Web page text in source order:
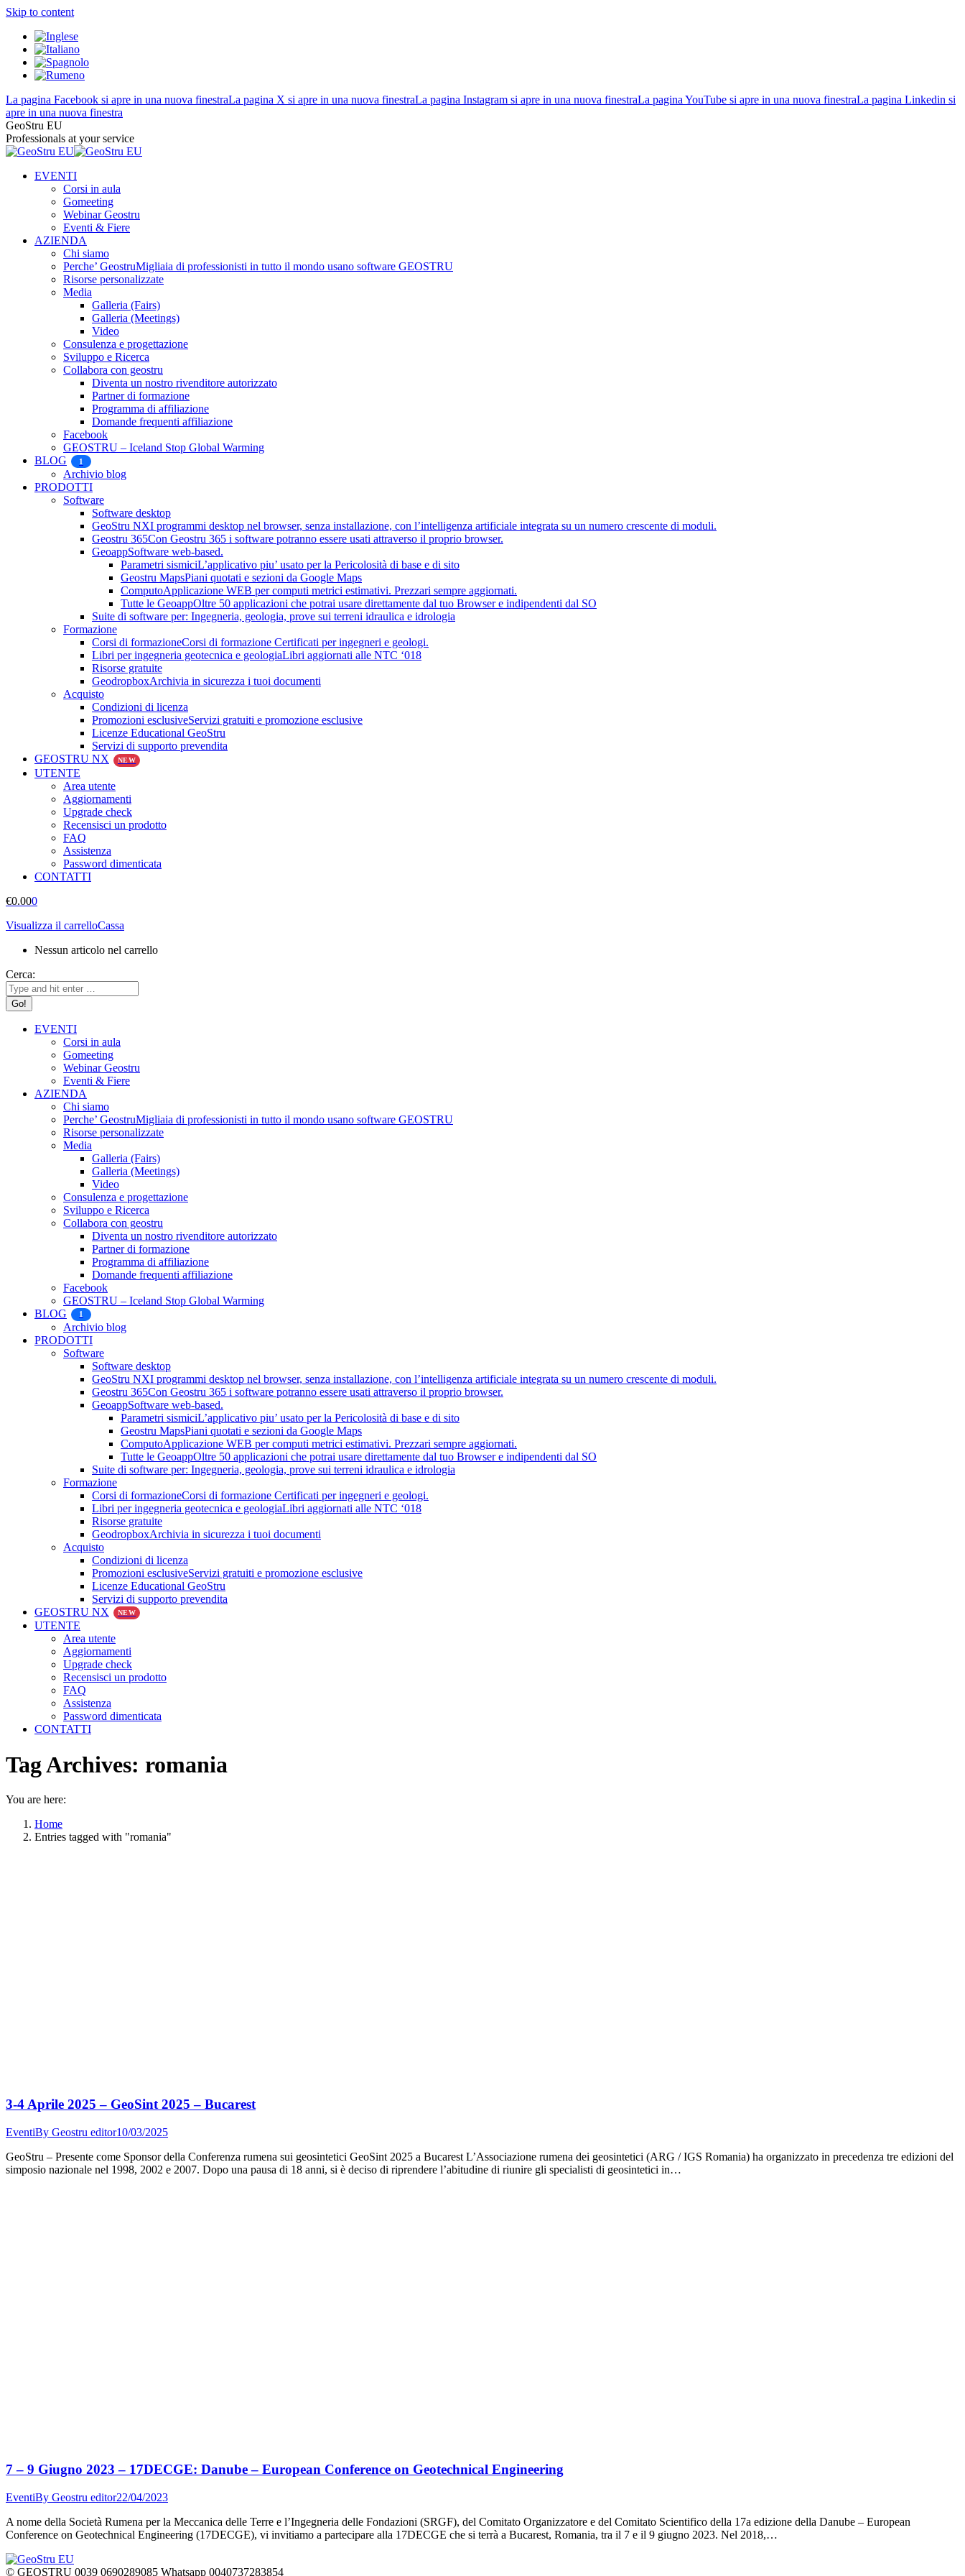
Skip to content
La pagina Facebook si apre in una nuova finestraLa pagina X si apre in una nuova finestraLa pagina Instagram si apre in una nuova finestraLa pagina YouTube si apre in una nuova finestraLa pagina Linkedin si
apre in una nuova finestra
GeoStru EU
Professionals at your service
EVENTI
Corsi in aula
Gomeeting
Webinar Geostru
Eventi & Fiere
AZIENDA
Chi siamo
Perche’ GeostruMigliaia di professionisti in tutto il mondo usano software GEOSTRU
Risorse personalizzate
Media
Galleria (Fairs)
Galleria (Meetings)
Video
Consulenza e progettazione
Sviluppo e Ricerca
Collabora con geostru
Diventa un nostro rivenditore autorizzato
Partner di formazione
Programma di affiliazione
Domande frequenti affiliazione
Facebook
GEOSTRU – Iceland Stop Global Warming
BLOG
1
Archivio blog
PRODOTTI
Software
Software desktop
GeoStru NXI programmi desktop nel browser, senza installazione, con l’intelligenza artificiale integrata su un numero crescente di moduli.
Geostru 365Con Geostru 365 i software potranno essere usati attraverso il proprio browser.
GeoappSoftware web-based.
Parametri sismiciL’applicativo piu’ usato per la Pericolosità di base e di sito
Geostru MapsPiani quotati e sezioni da Google Maps
ComputoApplicazione WEB per computi metrici estimativi. Prezzari sempre aggiornati.
Tutte le GeoappOltre 50 applicazioni che potrai usare direttamente dal tuo Browser e indipendenti dal SO
Suite di software per: Ingegneria, geologia, prove sui terreni idraulica e idrologia
Formazione
Corsi di formazioneCorsi di formazione Certificati per ingegneri e geologi.
Libri per ingegneria geotecnica e geologiaLibri aggiornati alle NTC ‘018
Risorse gratuite
GeodropboxArchivia in sicurezza i tuoi documenti
Acquisto
Condizioni di licenza
Promozioni esclusiveServizi gratuiti e promozione esclusive
Licenze Educational GeoStru
Servizi di supporto prevendita
GEOSTRU NX
NEW
UTENTE
Area utente
Aggiornamenti
Upgrade check
Recensisci un prodotto
FAQ
Assistenza
Password dimenticata
CONTATTI
€0.000
Visualizza il carrelloCassa
Nessun articolo nel carrello
Cerca:
EVENTI
Corsi in aula
Gomeeting
Webinar Geostru
Eventi & Fiere
AZIENDA
Chi siamo
Perche’ GeostruMigliaia di professionisti in tutto il mondo usano software GEOSTRU
Risorse personalizzate
Media
Galleria (Fairs)
Galleria (Meetings)
Video
Consulenza e progettazione
Sviluppo e Ricerca
Collabora con geostru
Diventa un nostro rivenditore autorizzato
Partner di formazione
Programma di affiliazione
Domande frequenti affiliazione
Facebook
GEOSTRU – Iceland Stop Global Warming
BLOG
1
Archivio blog
PRODOTTI
Software
Software desktop
GeoStru NXI programmi desktop nel browser, senza installazione, con l’intelligenza artificiale integrata su un numero crescente di moduli.
Geostru 365Con Geostru 365 i software potranno essere usati attraverso il proprio browser.
GeoappSoftware web-based.
Parametri sismiciL’applicativo piu’ usato per la Pericolosità di base e di sito
Geostru MapsPiani quotati e sezioni da Google Maps
ComputoApplicazione WEB per computi metrici estimativi. Prezzari sempre aggiornati.
Tutte le GeoappOltre 50 applicazioni che potrai usare direttamente dal tuo Browser e indipendenti dal SO
Suite di software per: Ingegneria, geologia, prove sui terreni idraulica e idrologia
Formazione
Corsi di formazioneCorsi di formazione Certificati per ingegneri e geologi.
Libri per ingegneria geotecnica e geologiaLibri aggiornati alle NTC ‘018
Risorse gratuite
GeodropboxArchivia in sicurezza i tuoi documenti
Acquisto
Condizioni di licenza
Promozioni esclusiveServizi gratuiti e promozione esclusive
Licenze Educational GeoStru
Servizi di supporto prevendita
GEOSTRU NX
NEW
UTENTE
Area utente
Aggiornamenti
Upgrade check
Recensisci un prodotto
FAQ
Assistenza
Password dimenticata
CONTATTI
Tag Archives: romania
You are here:
Home
Entries tagged with "romania"
3-4 Aprile 2025 – GeoSint 2025 – Bucarest
EventiBy Geostru editor10/03/2025
GeoStru – Presente come Sponsor della Conferenza rumena sui geosintetici GeoSint 2025 a Bucarest L’Associazione rumena dei geosintetici (ARG / IGS Romania) ha organizzato in precedenza tre edizioni del
simposio nazionale nel 1998, 2002 e 2007. Dopo una pausa di 18 anni, si è deciso di riprendere l’abitudine di riunire gli specialisti di geosintetici in…
7 – 9 Giugno 2023 – 17DECGE: Danube – European Conference on Geotechnical Engineering
EventiBy Geostru editor22/04/2023
A nome della Società Rumena per la Meccanica delle Terre e l’Ingegneria delle Fondazioni (SRGF), del Comitato Organizzatore e del Comitato Scientifico della 17a edizione della Danube – European
Conference on Geotechnical Engineering (17DECGE), vi invitiamo a partecipare alla 17DECGE che si terrà a Bucarest, Romania, tra il 7 e il 9 giugno 2023. Nel 2018,…
© GEOSTRU 0039 0690289085 Whatsapp 0040737283854